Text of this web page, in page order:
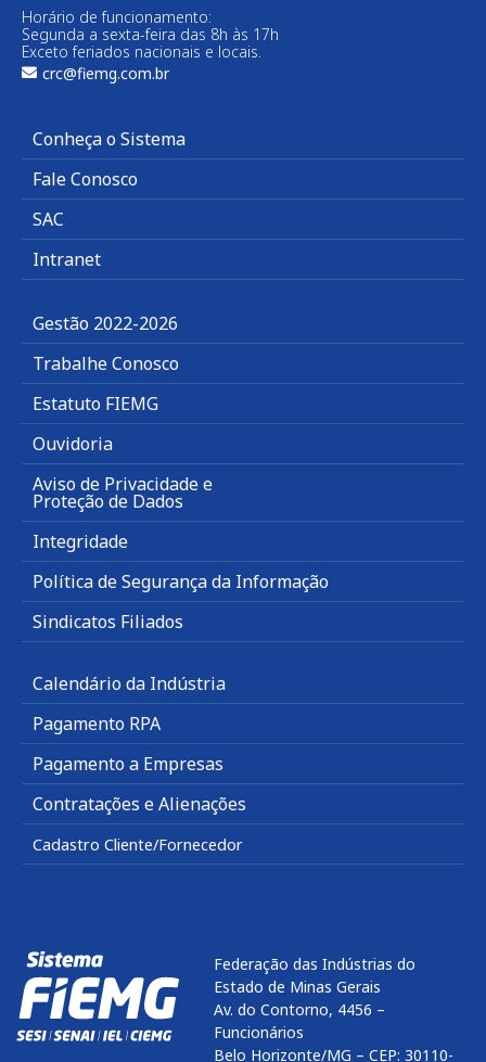
Horário de funcionamento:
Segunda a sexta-feira das 8h às 17h
Exceto feriados nacionais e locais.
crc@fiemg.com.br
Conheça o Sistema
Fale Conosco
SAC
Intranet
Gestão 2022-2026
Trabalhe Conosco
Estatuto FIEMG
Ouvidoria
Aviso de Privacidade e
Proteção de Dados
Integridade
Política de Segurança da Informação
Sindicatos Filiados
Calendário da Indústria
Pagamento RPA
Pagamento a Empresas
Contratações e Alienações
Cadastro Cliente/Fornecedor
Federação das Indústrias do
Estado de Minas Gerais
Av. do Contorno, 4456 –
Funcionários
Belo Horizonte/MG – CEP: 30110-